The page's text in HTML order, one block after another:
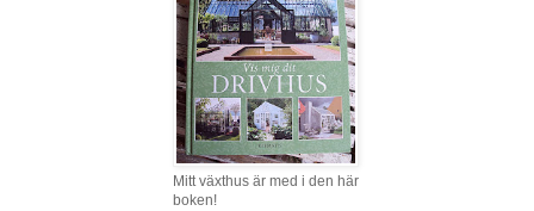
Mitt växthus är med i den här
boken!